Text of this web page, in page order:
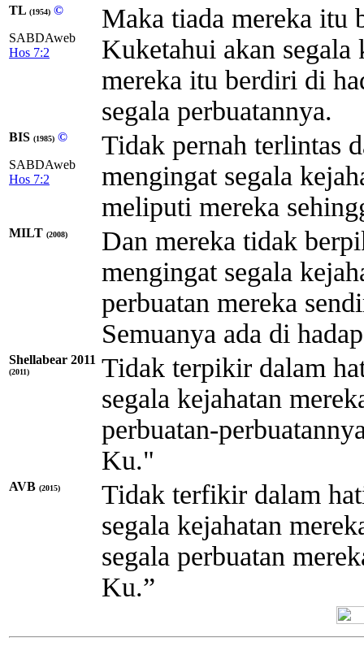
TL (1954) ©
SABDAweb
Hos 7:2
Maka tiada mereka itu
Kuketahui akan segala
mereka itu berdiri di
segala perbuatannya.
BIS (1985) ©
SABDAweb
Hos 7:2
Tidak pernah terlintas
mengingat segala
meliputi mereka
MILT (2008)
Dan mereka tidak
mengingat segala
perbuatan mereka
Semuanya ada di
Shellabear 2011
(2011)
Tidak terpikir dalam
segala kejahatan
perbuatan-
Ku."
AVB (2015)
Tidak terfikir dalam
segala kejahatan
segala perbuatan
Ku.”